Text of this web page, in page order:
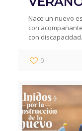
Nace un nuevo
con
con
0